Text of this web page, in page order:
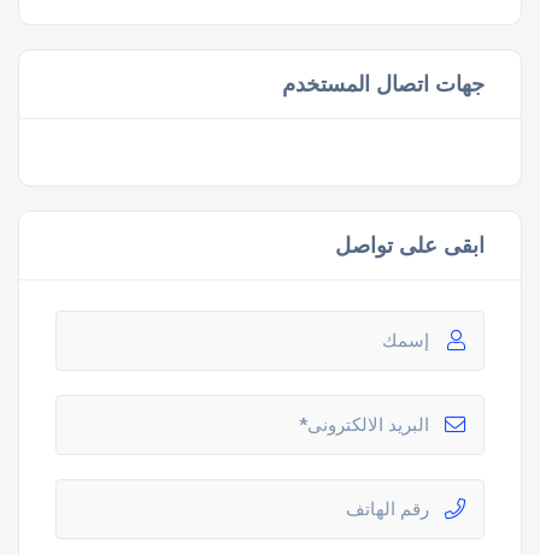
جهات اتصال المستخدم
ابقى على تواصل